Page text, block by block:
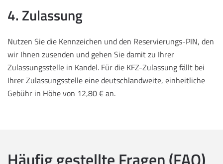
4. Zulassung
Nutzen Sie die Kennzeichen und den Reservierungs-PIN, den
wir Ihnen zusenden und gehen Sie damit zu Ihrer
Zulassungsstelle in Kandel. Für die KFZ-Zulassung fällt bei
Ihrer Zulassungsstelle eine deutschlandweite, einheitliche
Gebühr in Höhe von 12,80 € an.